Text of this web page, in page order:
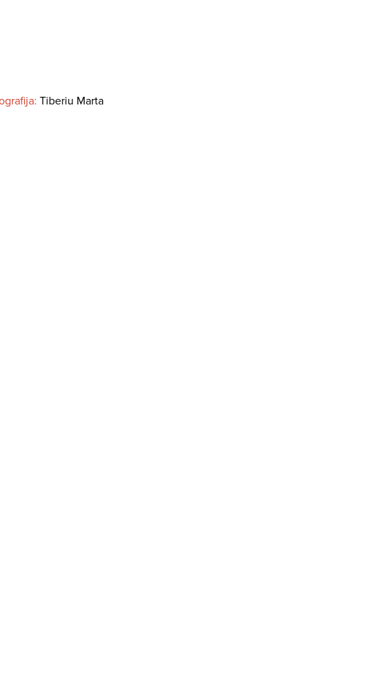
Tiberiu Marta